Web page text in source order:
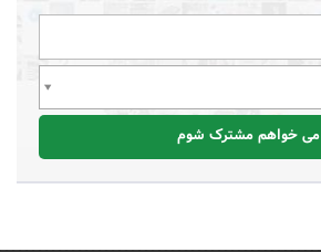
می خواهم مشترک شوم